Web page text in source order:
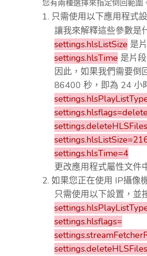
您有兩種選擇來指定倒回範圍
1. 只需使用以下應用程式
讓我來解釋這些參數是
settings.hlsListSize 是
settings.hlsTime 是片
因此，如果我們需要倒
86400 秒，即為 24 小
settings.hlsTime=4
更改應用程式屬性文件
2. 如果您正在使用 IP攝像
只需使用以下設置，並
settings.hlsflags=